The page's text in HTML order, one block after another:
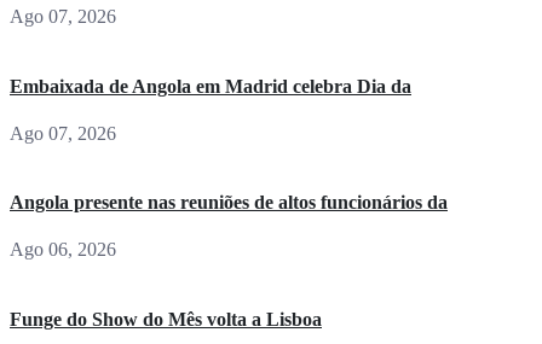
Ago 07, 2026
Embaixada de Angola em Madrid celebra Dia da
Ago 07, 2026
Angola presente nas reuniões de altos funcionários da
Ago 06, 2026
Funge do Show do Mês volta a Lisboa